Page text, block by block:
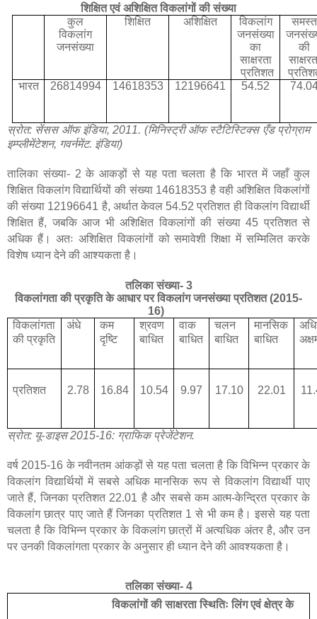
शिक्षित एवं अशिक्षित विकलांगों की संख्या
कुल
विकलांग
जनसंख्या
शिक्षित अशिक्षित
विकलांग
जनसंख्या
का
साक्षरता
प्रतिशत
समस्त
की
भारत
26814994 14618353 12196641 54.52
स्रोत: सेंसस ऑफ इंडिया, 2011. (मिनिस्ट्री ऑफ स्टैटिस्टिक्स एँड प्रोग्राम
इम्प्लीमेंटेशन, गवर्नमेंट. इंडिया)
तालिका संख्या- 2के आकड़ों से यह पता चलता है कि भारत में जहाँ कुल
शिक्षित विकलांग विद्यार्थियों की संख्या 14618353है वही अशिक्षित विकलांगों
की संख्या 12196641 है, अर्थात केवल 54.52प्रतिशत ही विकलांग विद्यार्थी
शिक्षित हैं, जबकि आज भी अशिक्षित विकलांगों की संख्या45 प्रतिशत से
अधिक हैं। अतः अशिक्षित विकलांगों को समावेशी शिक्षा में सम्मिलित करके
विशेष ध्यान देने की आश्यकता है।
तलिका संख्या- 3
विकलांगता की प्रकृति के आधार पर विकलांग जनसंख्या प्रतिशत (2015-
16)
विकलांगता
की प्रकृति
अंधे
कम
दृष्टि
श्रवण
बाधित
वाक
बाधित
चलन
बाधित
मानसिक
बाधित
प्रतिशत 2.78 16.84 10.54 9.97 17.10 22.01
स्रोत: यू-डाइस 2015-16: ग्राफिक प्रेजेंटेशन.
वर्ष 2015-16 के नवीनतम आंकड़ों से यह पता चलता है कि विभिन्न प्रकार के
विकलांग विद्यार्थियों में सबसे अधिक मानसिक रूप से विकलांग विद्यार्थी पाए
जाते हैं, जिनका प्रतिशत 22.01 है और सबसे कम आत्म-केन्द्रित प्रकार के
विकलांग छात्र पाए जाते हैं जिनका प्रतिशत 1 से भी कम है। इससे यह पता
चलता है कि विभिन्न प्रकार के विकलांग छात्रों में अत्यधिक अंतर है, और उन
पर उनकी विकलांगता प्रकार के अनुसार ही ध्यान देने की आवश्यकता है।
तलिका संख्या- 4
विकलांगों की साक्षरता स्थितिः लिंग एवं क्षेत्र के